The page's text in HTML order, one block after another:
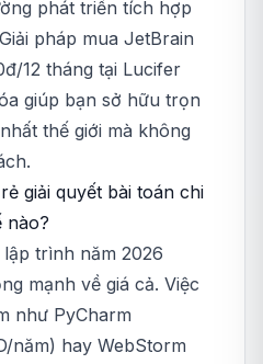
phát triển tích hợp
pháp mua JetBrain
12 tháng tại Lucifer
giúp bạn sở hữu trọn
thế giới mà không
giải quyết bài toán chi
nào?
trình năm 2026
mạnh về giá cả. Việc
như PyCharm
năm) hay WebStorm